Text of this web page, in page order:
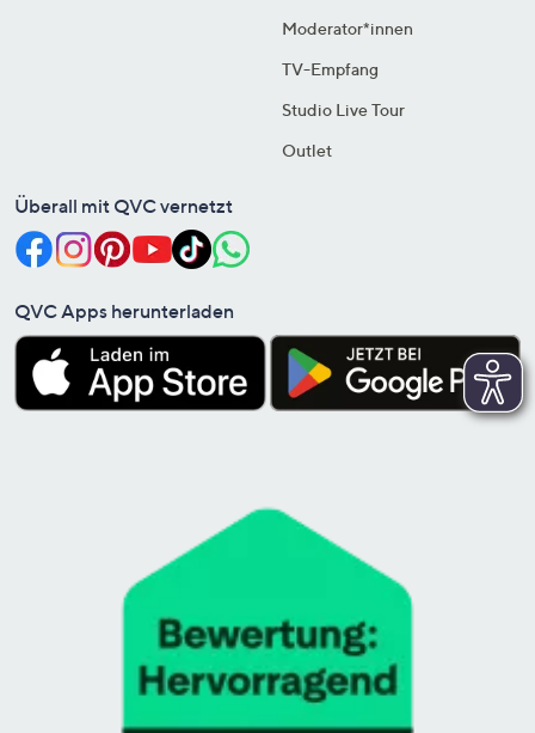
Moderator*innen
TV-Empfang
Studio Live Tour
Outlet
Überall mit QVC vernetzt
QVC Apps herunterladen